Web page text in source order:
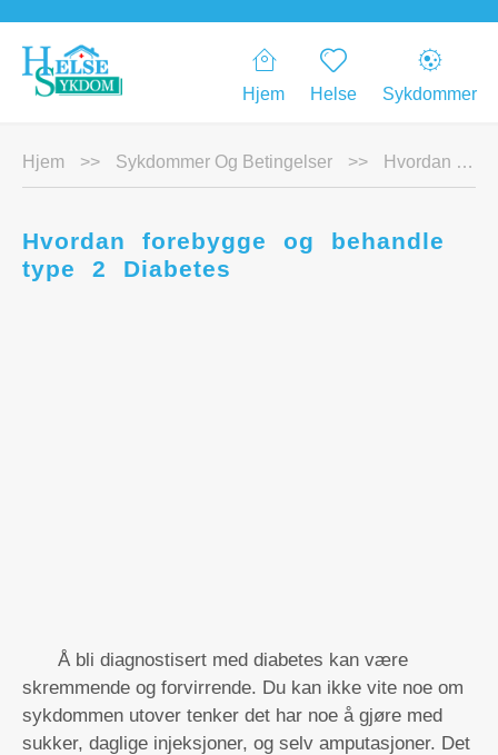
Hjem Helse Sykdommer
Hjem >> Sykdommer Og Betingelser >> Hvordan forebygge og behandle type 2 Diabetes
Hvordan forebygge og behandle
type 2 Diabetes
Å bli diagnostisert med diabetes kan være
skremmende og forvirrende. Du kan ikke vite noe om
sykdommen utover tenker det har noe å gjøre med
sukker, daglige injeksjoner, og selv amputasjoner. Det